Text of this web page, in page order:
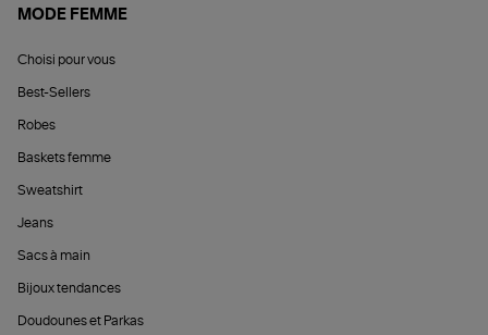
MODE FEMME
Choisi pour vous
Best-Sellers
Robes
Baskets femme
Sweatshirt
Jeans
Sacs à main
Bijoux tendances
Doudounes et Parkas